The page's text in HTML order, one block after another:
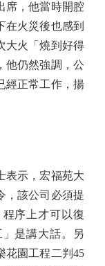
席，他當時開腔
在火災後也感到
大火「燒到好得
他仍然強調，公
經正常工作，揚
示，宏福苑大
，該公司必須提
序上才可以復
是講大話。另
花園工程二判45